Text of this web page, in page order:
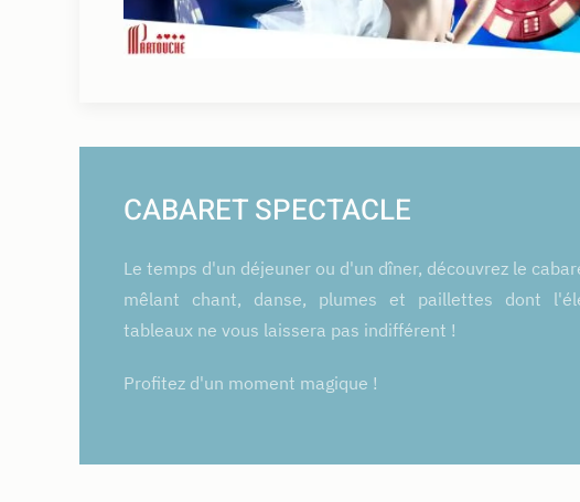
CABARET SPECTACLE
Le temps d'un déjeuner ou d'un dîner, découvrez le
mêlant chant, danse, plumes et paillettes dont
tableaux ne vous laissera pas indifférent !
Profitez d'un moment magique !